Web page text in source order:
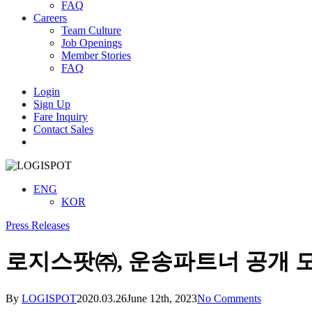
FAQ
Careers
Team Culture
Job Openings
Member Stories
FAQ
Login
Sign Up
Fare Inquiry
Contact Sales
ENG
KOR
Press Releases
로지스팟㈜, 운송파트너 공개
By LOGISPOT2020.03.26June 12th, 2023No Comments